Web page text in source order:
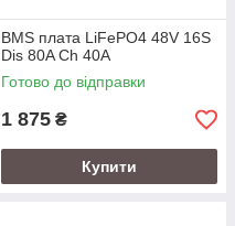
BMS плата LiFePO4 48V 16S
Dis 80A Ch 40A
Готово до відправки
1 875 ₴
Купити